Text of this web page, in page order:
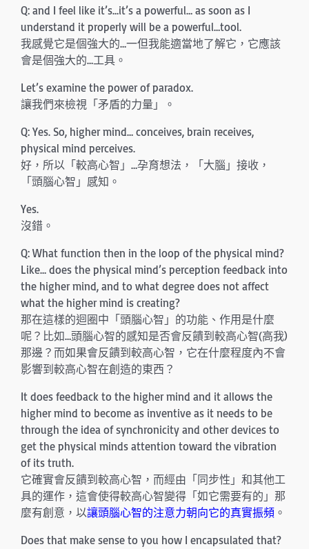
Q: and I feel like it’s…it’s a powerful… as soon as I
understand it properly will be a powerful…tool.
我感覺它是個強大的…一但我能適當地了解它，它應該
會是個強大的…工具。
Let’s examine the power of paradox.
讓我們來檢視「矛盾的力量」。
Q: Yes. So, higher mind… conceives, brain receives,
physical mind perceives.
好，所以「較高心智」…孕育想法，「大腦」接收，
「頭腦心智」感知。
Yes.
沒錯。
Q: What function then in the loop of the physical mind?
Like… does the physical mind’s perception feedback into
the higher mind, and to what degree does not affect
what the higher mind is creating?
那在這樣的迴圈中「頭腦心智」的功能、作用是什麼
呢？比如…頭腦心智的感知是否會反饋到較高心智(高我)
那邊？而如果會反饋到較高心智，它在什麼程度內不會
影響到較高心智在創造的東西？
It does feedback to the higher mind and it allows the
higher mind to become as inventive as it needs to be
through the idea of synchronicity and other devices to
get the physical minds attention toward the vibration
of its truth.
它確實會反饋到較高心智，而經由「同步性」和其他工
具的運作，這會使得較高心智變得「如它需要有的」那
麼有創意，以讓頭腦心智的注意力朝向它的真實振頻 。
Does that make sense to you how I encapsulated that?